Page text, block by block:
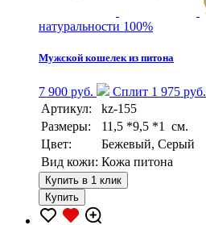
натуральности 100%
Мужской кошелек из питона
7 900 руб.
Сплит 1 975 руб.
Артикул:
kz-155
Размеры:
11,5 *9,5 *1 см.
Цвет:
Бежевый, Серый
Вид кожи: Кожа питона
Купить в 1 клик
Купить